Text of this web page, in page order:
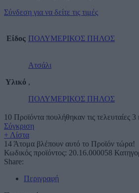
Σύνδεση για να δείτε τις τιμές
Είδος ΠΟΛΥΜΕΡΙΚΟΣ ΠΗΛΟΣ
Υλικό
Ατσάλι
,
ΠΟΛΥΜΕΡΙΚΟΣ ΠΗΛΟΣ
10 Προϊόντα πουλήθηκαν τις τελευταίες 3
Σύγκριση
+ Λίστα
14 Άτομα βλέπουν αυτό το Προϊόν τώρα!
Κωδικός προϊόντος: 20.16.000058
Share:
Περιγραφή